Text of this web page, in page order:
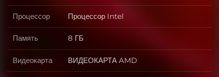
Процессор Процессор
Процессор Intel
Память Память
8 ГБ
Видеокарта Видеокарта
ВИДЕОКАРТА AMD